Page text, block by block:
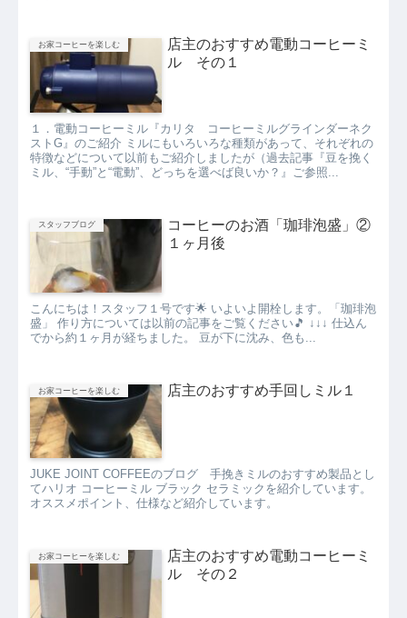
お家コーヒーを楽しむ
店主のおすすめ電動コーヒーミ
ル その１
１．電動コーヒーミル『カリタ コーヒーミルグラインダーネク
ストG』のご紹介 ミルにもいろいろな種類があって、それぞれの
特徴などについて以前もご紹介しましたが（過去記事『豆を挽く
ミル、“手動”と“電動”、どっちを選べば良いか？』ご参照...
スタッフブログ
コーヒーのお酒「珈琲泡盛」②
１ヶ月後
こんにちは！スタッフ１号です🌟 いよいよ開栓します。「珈琲泡
盛」 作り方については以前の記事をご覧ください🎵 ↓↓↓ 仕込ん
でから約１ヶ月が経ちました。 豆が下に沈み、色も...
お家コーヒーを楽しむ 店主のおすすめ手回しミル１
JUKE JOINT COFFEEのブログ 手挽きミルのおすすめ製品とし
てハリオ コーヒーミル ブラック セラミックを紹介しています。
オススメポイント、仕様など紹介しています。
お家コーヒーを楽しむ
店主のおすすめ電動コーヒーミ
ル その２